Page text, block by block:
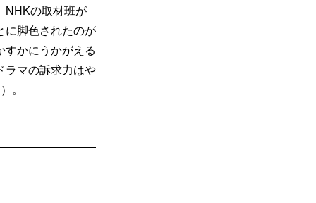
NHKの取材班が
に脚色されたのが
かにうかがえる
ラマの訴求力はや
。